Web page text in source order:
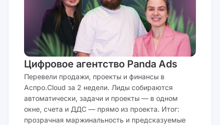
Цифровое агентство Panda Ads
Перевели продажи, проекты и финансы в
Аспро.Cloud за 2 недели. Лиды собираются
автоматически, задачи и проекты — в одном
окне, счета и ДДС — прямо из проекта. Итог:
прозрачная маржинальность и предсказуемые